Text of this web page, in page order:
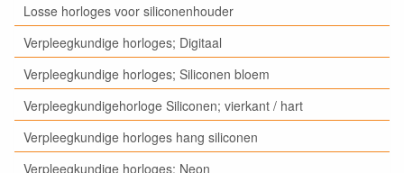
Losse horloges voor siliconenhouder
Verpleegkundige horloges; Digitaal
Verpleegkundige horloges; Siliconen bloem
Verpleegkundigehorloge Siliconen; vierkant / hart
Verpleegkundige horloges hang siliconen
Verpleegkundige horloges; Neon